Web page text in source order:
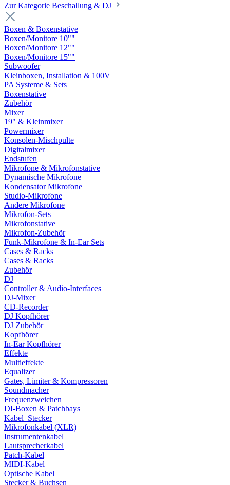
Zur Kategorie Beschallung & DJ
Boxen & Boxenstative
Boxen/Monitore 10""
Boxen/Monitore 12""
Boxen/Monitore 15""
Subwoofer
Kleinboxen, Installation & 100V
PA Systeme & Sets
Boxenstative
Zubehör
Mixer
19" & Kleinmixer
Powermixer
Konsolen-Mischpulte
Digitalmixer
Endstufen
Mikrofone & Mikrofonstative
Dynamische Mikrofone
Kondensator Mikrofone
Studio-Mikrofone
Andere Mikrofone
Mikrofon-Sets
Mikrofonstative
Mikrofon-Zubehör
Funk-Mikrofone & In-Ear Sets
Cases & Racks
Cases & Racks
Zubehör
DJ
Controller & Audio-Interfaces
DJ-Mixer
CD-Recorder
DJ Kopfhörer
DJ Zubehör
Kopfhörer
In-Ear Kopfhörer
Effekte
Multieffekte
Equalizer
Gates, Limiter & Kompressoren
Soundmacher
Frequenzweichen
DI-Boxen & Patchbays
Kabel_Stecker
Mikrofonkabel (XLR)
Instrumentenkabel
Lautsprecherkabel
Patch-Kabel
MIDI-Kabel
Optische Kabel
Stecker & Buchsen